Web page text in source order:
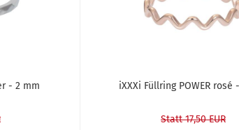
- 2 mm iXXXi Füll­ring POWER rosé
Statt 17,50 EUR